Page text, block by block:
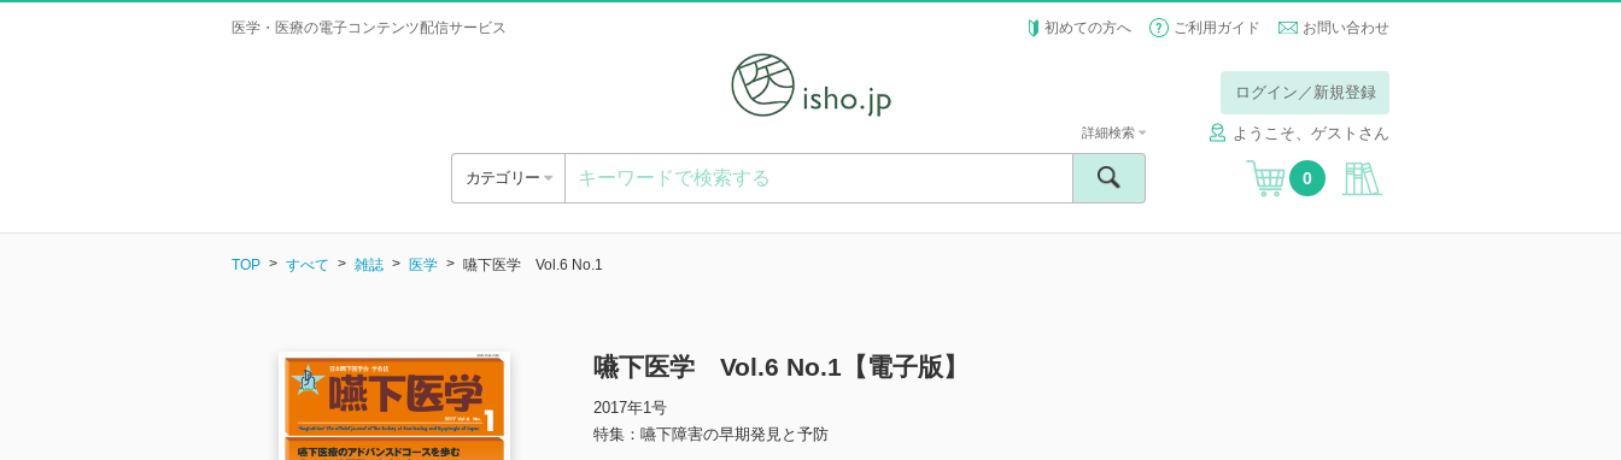
医学・医療の電子コンテンツ配信サービス 初めての方へ ご利用ガイド お問い合わせ
ログイン／新規登録
ようこそ、ゲストさん
カテゴリー
詳細検索
0
TOP すべて 雑誌 医学 嚥下医学 Vol.6 No.1
嚥下医学 Vol.6 No.1【電子版】
2017年1号
特集：嚥下障害の早期発見と予防